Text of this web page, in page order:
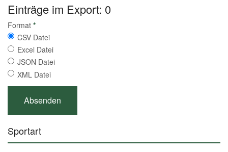
Einträge im Export: 0
Format *
CSV Datei
Excel Datei
JSON Datei
XML Datei
Sportart